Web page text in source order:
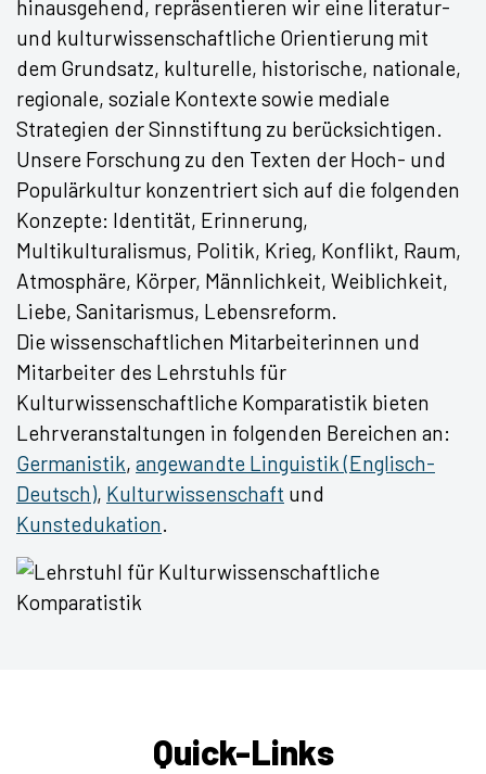
hinausgehend, repräsentieren wir eine literatur-
und kulturwissenschaftliche Orientierung mit
dem Grundsatz, kulturelle, historische, nationale,
regionale, soziale Kontexte sowie mediale
Strategien der Sinnstiftung zu berücksichtigen.
Unsere Forschung zu den Texten der Hoch- und
Populärkultur konzentriert sich auf die folgenden
Konzepte: Identität, Erinnerung,
Multikulturalismus, Politik, Krieg, Konflikt, Raum,
Atmosphäre, Körper, Männlichkeit, Weiblichkeit,
Liebe, Sanitarismus, Lebensreform.
Die wissenschaftlichen Mitarbeiterinnen und
Mitarbeiter des Lehrstuhls für
Kulturwissenschaftliche Komparatistik bieten
Lehrveranstaltungen in folgenden Bereichen an:
Germanistik, angewandte Linguistik (Englisch-
Deutsch), Kulturwissenschaft und
Kunstedukation.
Quick-Links